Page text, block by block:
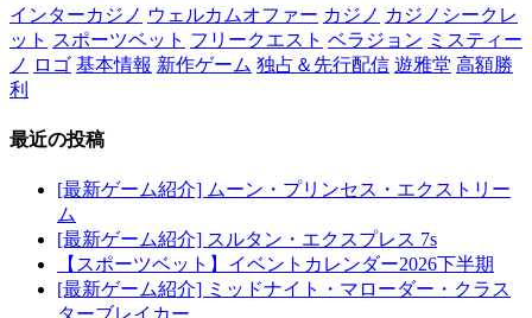
インターカジノ ウェルカムオファー カジノ カジノシークレ
ット スポーツベット フリークエスト ベラジョン ミスティー
ノ ロゴ 基本情報 新作ゲーム 独占＆先行配信 遊雅堂 高額勝
利
最近の投稿
[最新ゲーム紹介] ムーン・プリンセス・エクストリー
ム
[最新ゲーム紹介] スルタン・エクスプレス 7s
【スポーツベット】イベントカレンダー2026下半期
[最新ゲーム紹介] ミッドナイト・マローダー・クラス
ターブレイカー